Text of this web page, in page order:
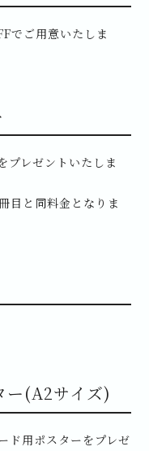
でご用意いたしま
プレゼントいたしま
目と同料金となりま
ー(A2サイズ)
ド用ポスターをプレゼ